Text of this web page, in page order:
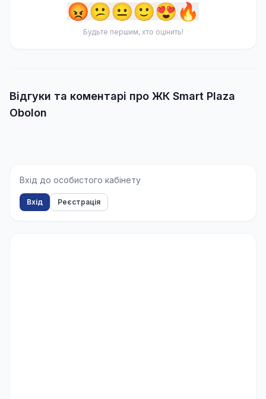
😡😕😐🙂😍🔥
Будьте першим, хто оцінить!
Відгуки та коментарі про ЖК Smart Plaza
Obolon
Вхід до особистого кабінету
Вхід Реєстрація